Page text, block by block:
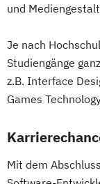
und
Je nach
Studiengänge
z.B. Interface
Games
Mit dem